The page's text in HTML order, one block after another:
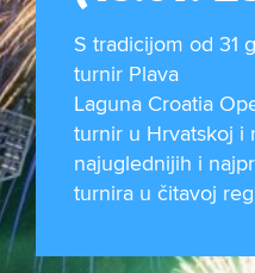
S tradicijom od 31
turnir Plava
Laguna Croatia
turnir u Hrvatskoj i
najuglednijih i
turnira u čitavoj